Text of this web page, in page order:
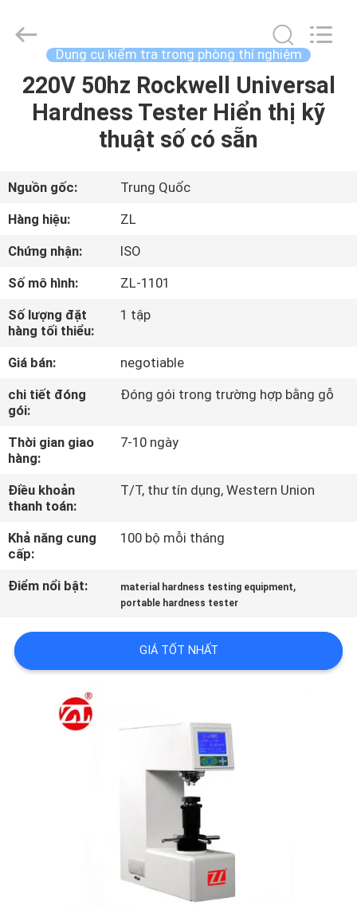
NHÀ
PHẨM
VIDEO
VỀ
CHÚNG
TÔI
THAM
QUAN
NHÀ
MÁY
KIỂM
SOÁT
CHẤT
LIÊN
CHÚNG
Zhongli
Instrument
Rights
Dụng cụ kiểm tra trong phòng thí nghiệm
220V 50hz Rockwell Universal
Hardness Tester Hiển thị kỹ
thuật số có sẵn
Nguồn gốc:
Trung Quốc
Hàng hiệu:
ZL
Chứng nhận:
ISO
Số mô hình:
ZL-1101
Số lượng đặt
hàng tối thiểu:
1 tập
Giá bán:
negotiable
chi tiết đóng
gói:
Đóng gói trong trường hợp bằng gỗ
Thời gian giao
hàng:
7-10 ngày
Điều khoản
thanh toán:
T/T, thư tín dụng, Western Union
Khả năng cung
cấp:
100 bộ mỗi tháng
Điểm nổi bật: material hardness testing equipment,
portable hardness tester
GIÁ TỐT NHẤT